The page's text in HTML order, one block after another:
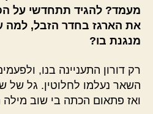
מעמד? להגיד תתחדשי על
את הארגז בחדר הזבל, למה
מנגנת בו?
רק דורון התעניינה בנו,
השאר נעלמו לחלוטין. גל של
ואז פתאום הכתה בי שוב